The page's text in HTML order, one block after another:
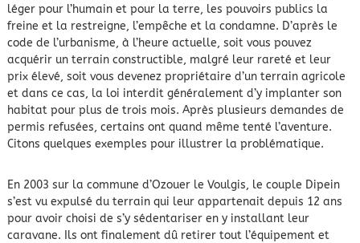
léger pour l’humain et pour la terre, les pouvoirs publics la
freine et la restreigne, l’empêche et la condamne. D’après le
code de l’urbanisme, à l’heure actuelle, soit vous pouvez
acquérir un terrain constructible, malgré leur rareté et leur
prix élevé, soit vous devenez propriétaire d’un terrain agricole
et dans ce cas, la loi interdit généralement d’y implanter son
habitat pour plus de trois mois. Après plusieurs demandes de
permis refusées, certains ont quand même tenté l’aventure.
Citons quelques exemples pour illustrer la problématique.
En 2003 sur la commune d’Ozouer le Voulgis, le couple Dipein
s’est vu expulsé du terrain qui leur appartenait depuis 12 ans
pour avoir choisi de s’y sédentariser en y installant leur
caravane. Ils ont finalement dû retirer tout l’équipement et